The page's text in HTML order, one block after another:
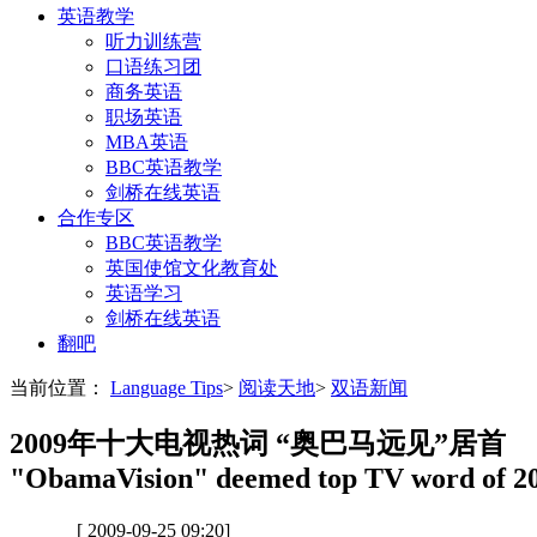
英语教学
听力训练营
口语练习团
商务英语
职场英语
MBA英语
BBC英语教学
剑桥在线英语
合作专区
BBC英语教学
英国使馆文化教育处
英语学习
剑桥在线英语
翻吧
当前位置： Language Tips> 阅读天地> 双语新闻
2009年十大电视热词 “奥巴马远见”居首
"ObamaVision" deemed top TV word of
[ 2009-09-25 09:20]